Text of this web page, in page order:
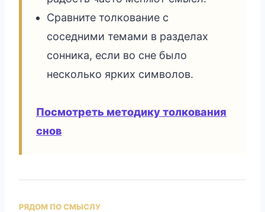
Сравните толкование с
соседними темами в разделах
сонника, если во сне было
несколько ярких символов.
Посмотреть методику толкования
снов
РЯДОМ ПО СМЫСЛУ